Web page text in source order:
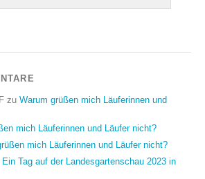
zu Warum grüßen mich Läuferinnen und
mich Läuferinnen und Läufer nicht?
mich Läuferinnen und Läufer nicht?
Ein Tag auf der Landesgartenschau 2023 in